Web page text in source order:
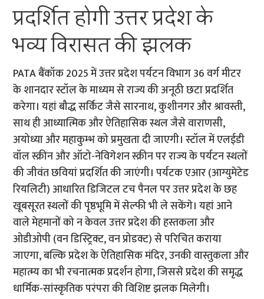
प्रदर्शित होगी उत्तर प्रदेश के
भव्य विरासत की झलक
PATA बैंकॉक 2025 में उत्तर प्रदेश पर्यटन विभाग 36 वर्ग मीटर
के शानदार स्टॉल के माध्यम से राज्य की अनूठी छटा प्रदर्शित
करेगा। यहां बौद्ध सर्किट जैसे सारनाथ, कुशीनगर और श्रावस्ती,
साथ ही आध्यात्मिक और ऐतिहासिक स्थल जैसे वाराणसी,
अयोध्या और महाकुम्भ को प्रमुखता दी जाएगी। स्टॉल में एलईडी
वॉल स्क्रीन और ऑटो-नेविगेशन स्क्रीन पर राज्य के पर्यटन स्थलों
की जीवंत छवियां प्रदर्शित की जाएंगी। पर्यटक एआर (आग्युमेटेड
रियलिटी) आधारित डिजिटल टच पैनल पर उत्तर प्रदेश के छह
खूबसूरत स्थलों की पृष्ठभूमि में सेल्फी भी ले सकेंगे। यहां आने
वाले मेहमानों को न केवल उत्तर प्रदेश की हस्तकला और
ओडीओपी (वन डिस्ट्रिक्ट, वन प्रोडक्ट) से परिचित कराया
जाएगा, बल्कि प्रदेश के ऐतिहासिक मंदिर, उनकी वास्तुकला और
महात्म्य का भी रचनात्मक प्रदर्शन होगा, जिससे प्रदेश की समृद्ध
धार्मिक-सांस्कृतिक परंपरा की विशिष्ट झलक मिलेगी।